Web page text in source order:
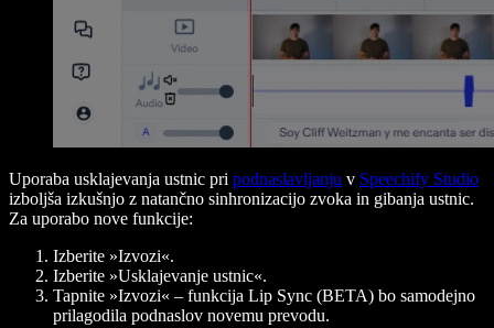
Uporaba usklajevanja ustnic pri podnaslavljanju v Speechify Studio
izboljša izkušnjo z natančno sinhronizacijo zvoka in gibanja ustnic.
Za uporabo nove funkcije:
Izberite »Izvozi«.
Izberite »Usklajevanje ustnic«.
Tapnite »Izvozi« – funkcija Lip Sync (BETA) bo samodejno
prilagodila podnaslov novemu prevodu.